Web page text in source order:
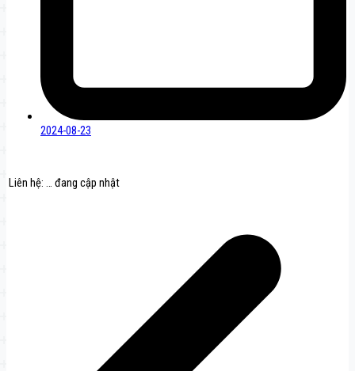
2024-08-23
Liên hệ: … đang cập nhật